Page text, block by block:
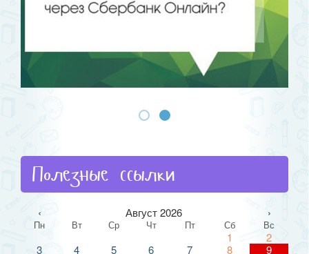
Полезные ссылки
‹ Август 2026 ›
Пн Вт Ср Чт Пт Сб Вс
1
2
3
4 5 6 7 8 9